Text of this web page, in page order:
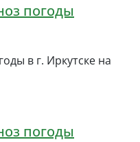
погоды
в г. Иркутске на
погоды